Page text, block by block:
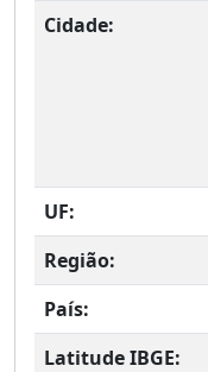
Cidade:
UF:
Região:
País:
Latitude IBGE: